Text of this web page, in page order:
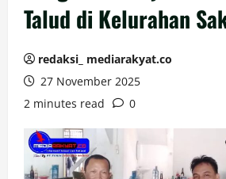
Talud di Kelurahan
redaksi_ mediarakyat.co
27 November 2025
2 minutes read
0